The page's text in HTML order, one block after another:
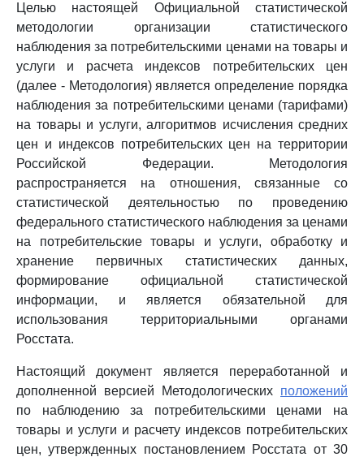
Целью настоящей Официальной статистической
методологии организации статистического
наблюдения за потребительскими ценами на товары и
услуги и расчета индексов потребительских цен
(далее - Методология) является определение порядка
наблюдения за потребительскими ценами (тарифами)
на товары и услуги, алгоритмов исчисления средних
цен и индексов потребительских цен на территории
Российской Федерации. Методология
распространяется на отношения, связанные со
статистической деятельностью по проведению
федерального статистического наблюдения за ценами
на потребительские товары и услуги, обработку и
хранение первичных статистических данных,
формирование официальной статистической
информации, и является обязательной для
использования территориальными органами
Росстата.
Настоящий документ является переработанной и
дополненной версией Методологических положений
по наблюдению за потребительскими ценами на
товары и услуги и расчету индексов потребительских
цен, утвержденных постановлением Росстата от 30